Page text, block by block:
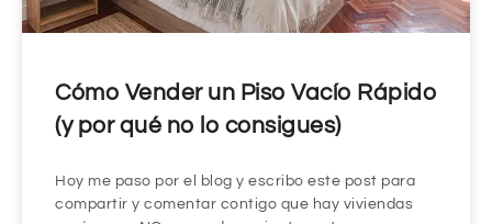
Cómo Vender un Piso Vacío Rápido
(y por qué no lo consigues)
Hoy me paso por el blog y escribo este post para
compartir y comentar contigo que hay viviendas